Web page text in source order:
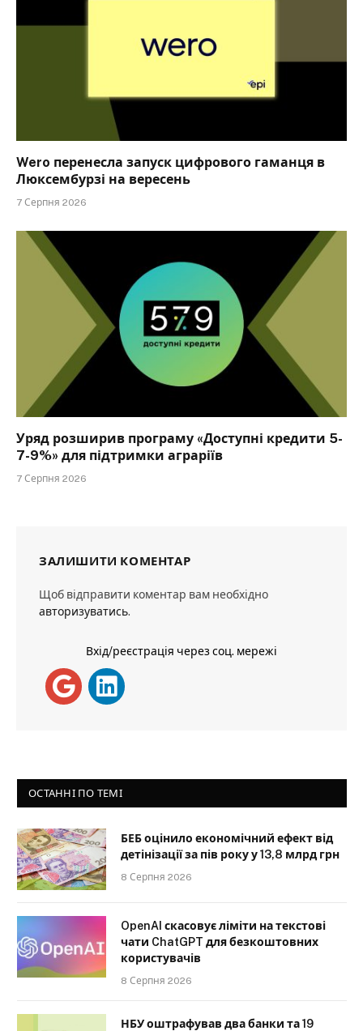
Wero перенесла запуск цифрового гаманця в
Люксембурзі на вересень
7 Серпня 2026
Уряд розширив програму «Доступні кредити 5-
7-9%» для підтримки аграріїв
7 Серпня 2026
ЗАЛИШИТИ КОМЕНТАР
Щоб відправити коментар вам необхідно
авторизуватись.
Вхід/реєстрація через соц. мережі
ОСТАННІ ПО ТЕМІ
БЕБ оцінило економічний ефект від
детінізації за пів року у 13,8 млрд грн
8 Серпня 2026
OpenAI скасовує ліміти на текстові
чати ChatGPT для безкоштовних
користувачів
8 Серпня 2026
НБУ оштрафував два банки та 19